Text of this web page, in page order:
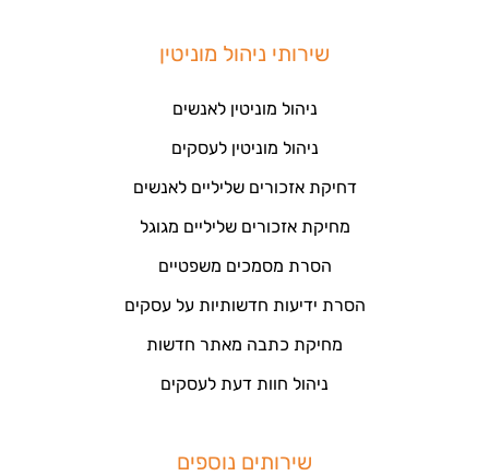
שירותי ניהול מוניטין
ניהול מוניטין לאנשים
ניהול מוניטין לעסקים
דחיקת אזכורים שליליים לאנשים
מחיקת אזכורים שליליים מגוגל
הסרת מסמכים משפטיים
הסרת ידיעות חדשותיות על עסקים
מחיקת כתבה מאתר חדשות
ניהול חוות דעת לעסקים
שירותים נוספים